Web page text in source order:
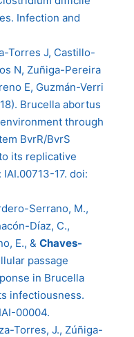
Infection and
Torres J, Castillo-
N, Zuñiga-Pereira
E, Guzmán-Verri
Brucella abortus
through
BvrR/BvrS
its replicative
17. doi:
Serrano, M.,
Díaz, C.,
E., & Chaves-
passage
in Brucella
infectiousness.
00004.
Torres, J., Zúñiga-